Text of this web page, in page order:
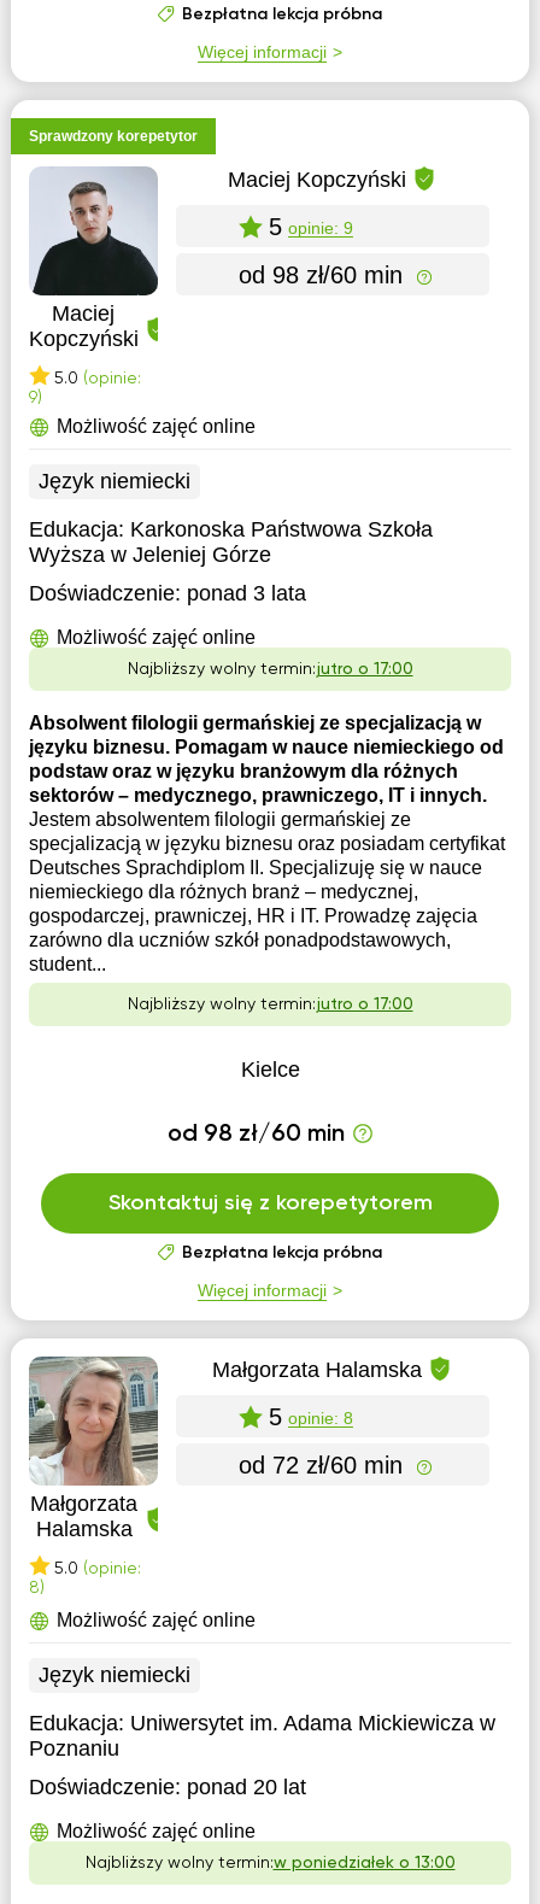
Bezpłatna lekcja próbna
Więcej informacji
Sprawdzony korepetytor
Maciej
Kopczyński
5.0 (opinie:
9)
Maciej Kopczyński
5 opinie: 9
od 98 zł/60 min
Możliwość zajęć online
Język niemiecki
Edukacja: Karkonoska Państwowa Szkoła
Wyższa w Jeleniej Górze
Doświadczenie: ponad 3 lata
Możliwość zajęć online
Najbliższy wolny termin:jutro o 17:00
Absolwent filologii germańskiej ze specjalizacją w
języku biznesu. Pomagam w nauce niemieckiego od
podstaw oraz w języku branżowym dla różnych
sektorów – medycznego, prawniczego, IT i innych.
Jestem absolwentem filologii germańskiej ze
specjalizacją w języku biznesu oraz posiadam certyfikat
Deutsches Sprachdiplom II. Specjalizuję się w nauce
niemieckiego dla różnych branż – medycznej,
gospodarczej, prawniczej, HR i IT. Prowadzę zajęcia
zarówno dla uczniów szkół ponadpodstawowych,
student...
Najbliższy wolny termin:jutro o 17:00
Kielce
od 98 zł/60 min
Skontaktuj się z korepetytorem
Bezpłatna lekcja próbna
Więcej informacji
Małgorzata
Halamska
5.0 (opinie:
8)
Małgorzata Halamska
5 opinie: 8
od 72 zł/60 min
Możliwość zajęć online
Język niemiecki
Edukacja: Uniwersytet im. Adama Mickiewicza w
Poznaniu
Doświadczenie: ponad 20 lat
Możliwość zajęć online
Najbliższy wolny termin:w poniedziałek o 13:00